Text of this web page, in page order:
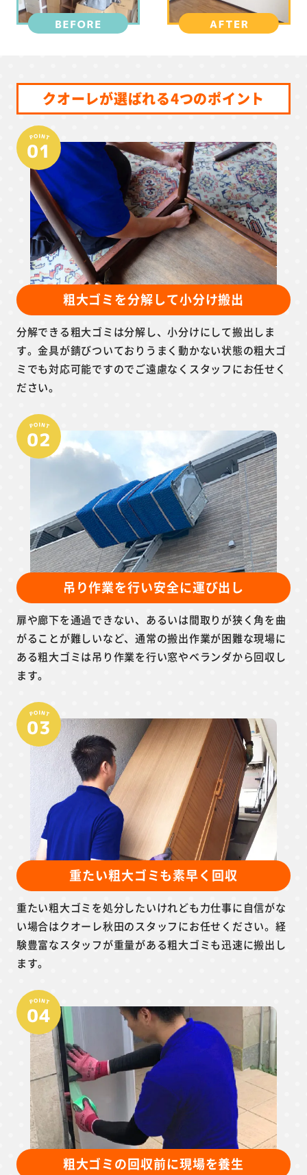
クオーレが選ばれる4つのポイント
粗大ゴミを分解して小分け搬出
分解できる粗大ゴミは分解し、小分けにして搬出しま
す。金具が錆びついておりうまく動かない状態の粗大ゴ
ミでも対応可能ですのでご遠慮なくスタッフにお任せく
ださい。
吊り作業を行い安全に運び出し
扉や廊下を通過できない、あるいは間取りが狭く角を曲
がることが難しいなど、通常の搬出作業が困難な現場に
ある粗大ゴミは吊り作業を行い窓やベランダから回収し
ます。
重たい粗大ゴミも素早く回収
重たい粗大ゴミを処分したいけれども力仕事に自信がな
い場合はクオーレ秋田のスタッフにお任せください。経
験豊富なスタッフが重量がある粗大ゴミも迅速に搬出し
ます。
粗大ゴミの回収前に現場を養生